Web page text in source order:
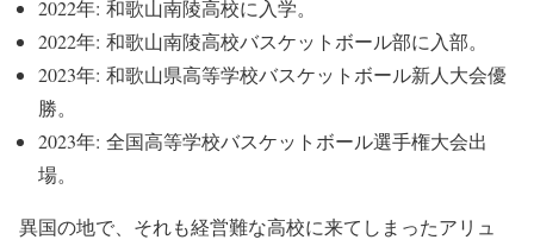
2022年: 和歌山南陵高校に入学。
2022年: 和歌山南陵高校バスケットボール部に入部。
2023年: 和歌山県高等学校バスケットボール新人大会優
勝。
2023年: 全国高等学校バスケットボール選手権大会出
場。
異国の地で、それも経営難な高校に来てしまったアリュ